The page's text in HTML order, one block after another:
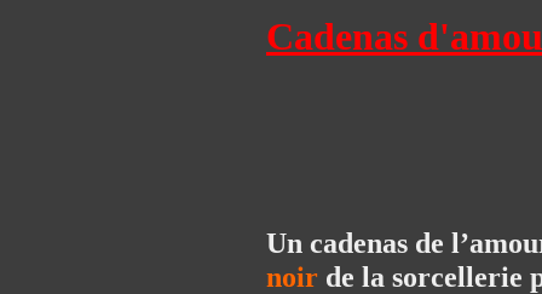
Cadenas
Un cadenas de
noir de la sorcellerie